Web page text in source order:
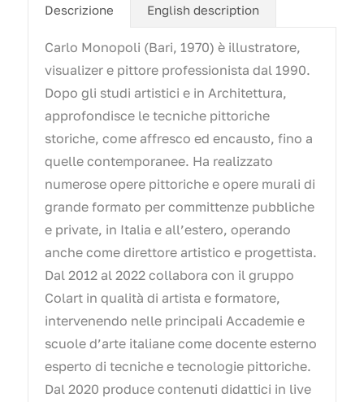
Descrizione English description
Carlo Monopoli (Bari, 1970) è illustratore,
visualizer e pittore professionista dal 1990.
Dopo gli studi artistici e in Architettura,
approfondisce le tecniche pittoriche
storiche, come affresco ed encausto, fino a
quelle contemporanee. Ha realizzato
numerose opere pittoriche e opere murali di
grande formato per committenze pubbliche
e private, in Italia e all’estero, operando
anche come direttore artistico e progettista.
Dal 2012 al 2022 collabora con il gruppo
Colart in qualità di artista e formatore,
intervenendo nelle principali Accademie e
scuole d’arte italiane come docente esterno
esperto di tecniche e tecnologie pittoriche.
Dal 2020 produce contenuti didattici in live